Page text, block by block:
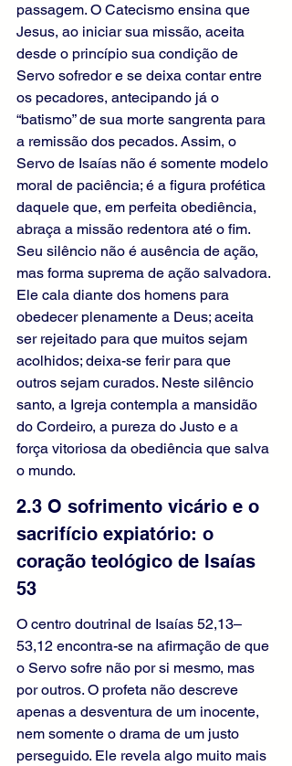
passagem. O Catecismo ensina que
Jesus, ao iniciar sua missão, aceita
desde o princípio sua condição de
Servo sofredor e se deixa contar entre
os pecadores, antecipando já o
“batismo” de sua morte sangrenta para
a remissão dos pecados. Assim, o
Servo de Isaías não é somente modelo
moral de paciência; é a figura profética
daquele que, em perfeita obediência,
abraça a missão redentora até o fim.
Seu silêncio não é ausência de ação,
mas forma suprema de ação salvadora.
Ele cala diante dos homens para
obedecer plenamente a Deus; aceita
ser rejeitado para que muitos sejam
acolhidos; deixa-se ferir para que
outros sejam curados. Neste silêncio
santo, a Igreja contempla a mansidão
do Cordeiro, a pureza do Justo e a
força vitoriosa da obediência que salva
o mundo.
2.3 O sofrimento vicário e o
sacrifício expiatório: o
coração teológico de Isaías
53
O centro doutrinal de Isaías 52,13–
53,12 encontra-se na afirmação de que
o Servo sofre não por si mesmo, mas
por outros. O profeta não descreve
apenas a desventura de um inocente,
nem somente o drama de um justo
perseguido. Ele revela algo muito mais